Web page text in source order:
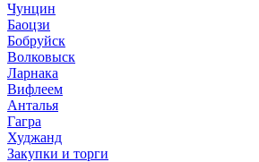
Чунцин
Баоцзи
Бобруйск
Волковыск
Ларнака
Вифлеем
Анталья
Гагра
Худжанд
Закупки и торги